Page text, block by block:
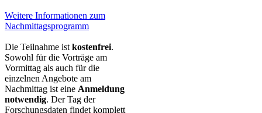
Weitere Informationen zum
Nachmittagsprogramm​
Die Teilnahme ist kostenfrei.
Sowohl für die Vorträge am
Vormittag als auch für die
einzelnen Angebote am
Nachmittag ist eine Anmeldung
notwendig. Der Tag der
Forschungsdaten findet komplett